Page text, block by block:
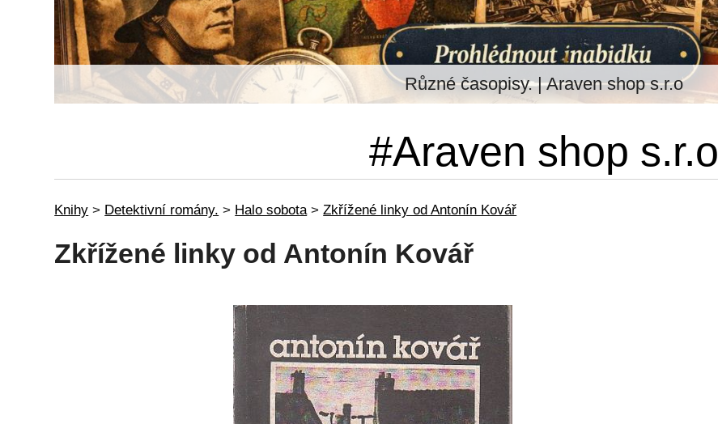
Různé časopisy. | Araven shop s.r.o
#Araven shop s.r.o
Knihy > Detektivní romány. > Halo sobota > Zkřížené linky od Antonín Kovář
Zkřížené linky od Antonín Kovář